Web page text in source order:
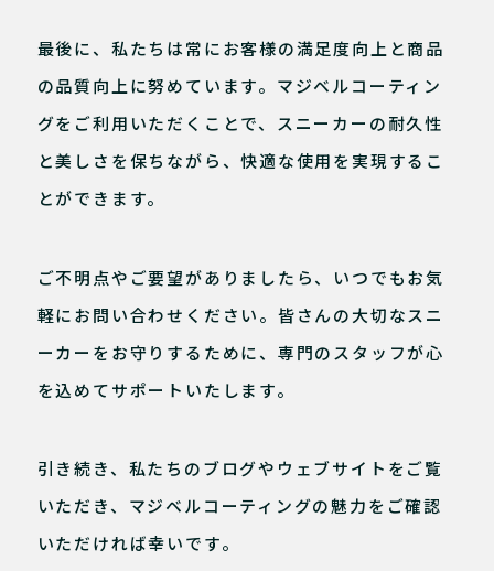
最後に、私たちは常にお客様の満足度向上と商品
の品質向上に努めています。マジベルコーティン
グをご利用いただくことで、スニーカーの耐久性
と美しさを保ちながら、快適な使用を実現するこ
とができます。
ご不明点やご要望がありましたら、いつでもお気
軽にお問い合わせください。皆さんの大切なスニ
ーカーをお守りするために、専門のスタッフが心
を込めてサポートいたします。
引き続き、私たちのブログやウェブサイトをご覧
いただき、マジベルコーティングの魅力をご確認
いただければ幸いです。